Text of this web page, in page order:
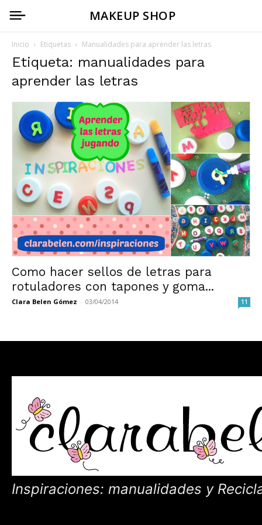
MAKEUP SHOP
Inicio Etiquetas Manualidades para aprender las letras
Etiqueta: manualidades para
aprender las letras
Como hacer sellos de letras para
rotuladores con tapones y goma...
Clara Belen Gómez - 03/04/2014 11
Inspiraciones: manualidades y